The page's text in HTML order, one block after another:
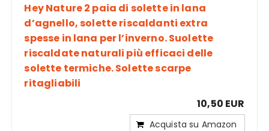
Hey Nature 2 paia di solette in lana
d’agnello, solette riscaldanti extra
spesse in lana per l’inverno. Suolette
riscaldate naturali più efficaci delle
solette termiche. Solette scarpe
ritagliabili
10,50 EUR
Acquista su Amazon